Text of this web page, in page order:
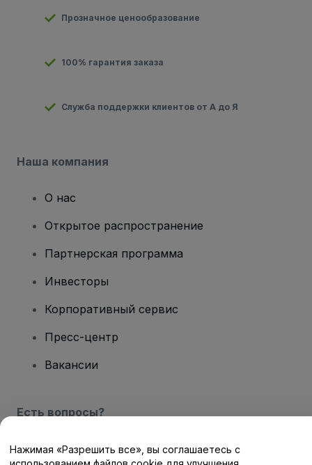
Прозначное ценообразование
100% гарантия заказа
Служба поддержки клиентов от А до Я
Наша компания
О нас
Открытое распространение
Партнерская программа
Инвесторы
Корпоративный сервис
Пресс-центр
Вакансии
Есть вопросы?
Центр помощи / Свяжитесь с нами
Нажимая «Разрешить все», вы соглашаетесь с